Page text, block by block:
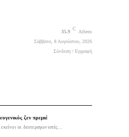
35.9
C
Athens
Σάββατο, 8 Αυγούστου, 2026
Σύνδεση / Εγγραφή
ζεν πρεμιέ
οι δευτεραγωνιστές...